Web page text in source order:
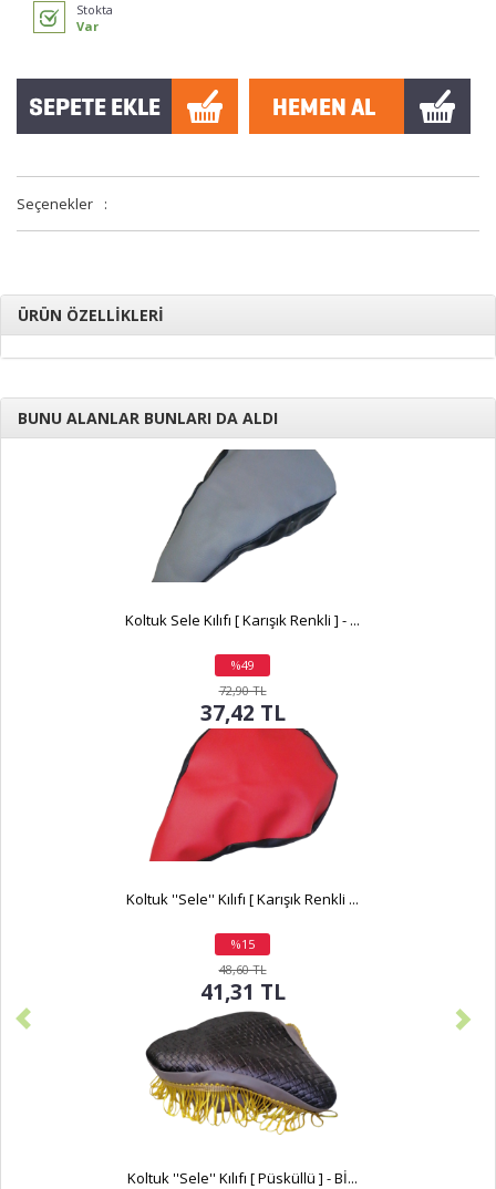
Stokta
Var
Seçenekler :
ÜRÜN ÖZELLİKLERİ
BUNU ALANLAR BUNLARI DA ALDI
Koltuk Sele Kılıfı [ Karışık Renkli ] - ...
%49
indirim
72,90 TL
37,42 TL
Koltuk ''Sele'' Kılıfı [ Karışık Renkli ...
%15
indirim
48,60 TL
41,31 TL
Koltuk ''Sele'' Kılıfı [ Püsküllü ] - Bİ...